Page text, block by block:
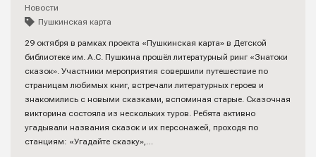
Новости
Пушкинская карта
29 октября в рамках проекта «Пушкинская карта» в Детской
библиотеке им. А.С. Пушкина прошёл литературный ринг «Знатоки
сказок». Участники мероприятия совершили путешествие по
страницам любимых книг, встречали литературных героев и
знакомились с новыми сказками, вспоминая старые. Сказочная
викторина состояла из нескольких туров. Ребята активно
угадывали названия сказок и их персонажей, проходя по
станциям: «Угадайте сказку»,…